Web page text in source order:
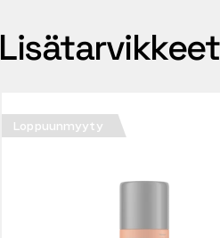
Lisätarvikkeet
Loppuunmyyty